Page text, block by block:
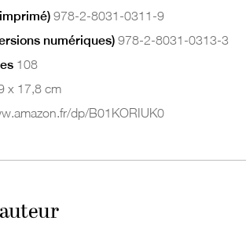
978-2-8031-0311-9
numériques) 978-2-8031-0313-3
108
x 17,8 cm
dp/B01KORIUK0